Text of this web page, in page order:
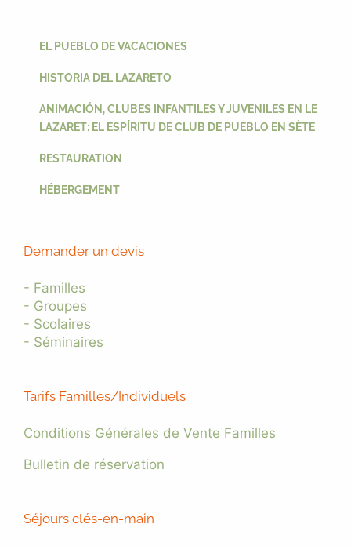
EL PUEBLO DE VACACIONES
HISTORIA DEL LAZARETO
ANIMACIÓN, CLUBES INFANTILES Y JUVENILES EN LE
LAZARET: EL ESPÍRITU DE CLUB DE PUEBLO EN SÈTE
RESTAURATION
HÉBERGEMENT
Demander un devis
- Familles
- Groupes
- Scolaires
- Séminaires
Tarifs Familles/Individuels
Conditions Générales de Vente Familles
Bulletin de réservation
Séjours clés-en-main